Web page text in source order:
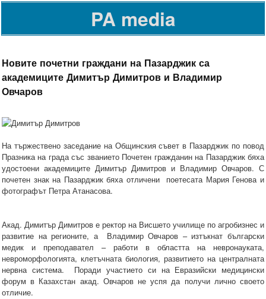
PA media
Новите почетни граждани на Пазарджик са
академиците Димитър Димитров и Владимир
Овчаров
На тържествено заседание на Общинския съвет в Пазарджик по повод
Празника на града със званието Почетен гражданин на Пазарджик бяха
удостоени академиците Димитър Димитров и Владимир Овчаров. С
почетен знак на Пазарджик бяха отличени поетесата Мария Генова и
фотографът Петра Атанасова.
Акад. Димитър Димитров е ректор на Висшето училище по агробизнес и
развитие на регионите, а Владимир Овчаров – изтъкнат български
медик и преподавател – работи в областта на невронауката,
невроморфологията, клетъчната биология, развитието на централната
нервна система. Поради участието си на Евразийски медицински
форум в Казахстан акад. Овчаров не успя да получи лично своето
отличие.